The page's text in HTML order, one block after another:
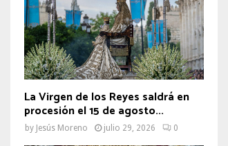
La Virgen de los Reyes saldrá en
procesión el 15 de agosto...
by Jesús Moreno julio 29, 2026 0